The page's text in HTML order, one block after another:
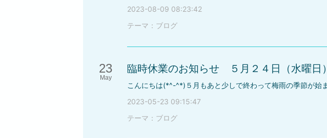
2023-08-09 08:23:42
テーマ： ブログ
23
May
臨時休業のお知らせ ５月２４日（水曜日）
2023-05-23 09:15:47
テーマ： ブログ